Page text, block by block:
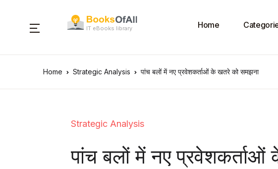
IT eBooks library Home
Home Strategic Analysis पांच बलों में नए प्रवेशकर्ताओं के खतरे को समझना
Strategic Analysis
पांच बलों में नए